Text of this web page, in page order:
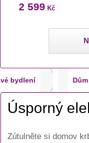
2 599 Kč
bydlení
Úsporný
Zútulněte si domov